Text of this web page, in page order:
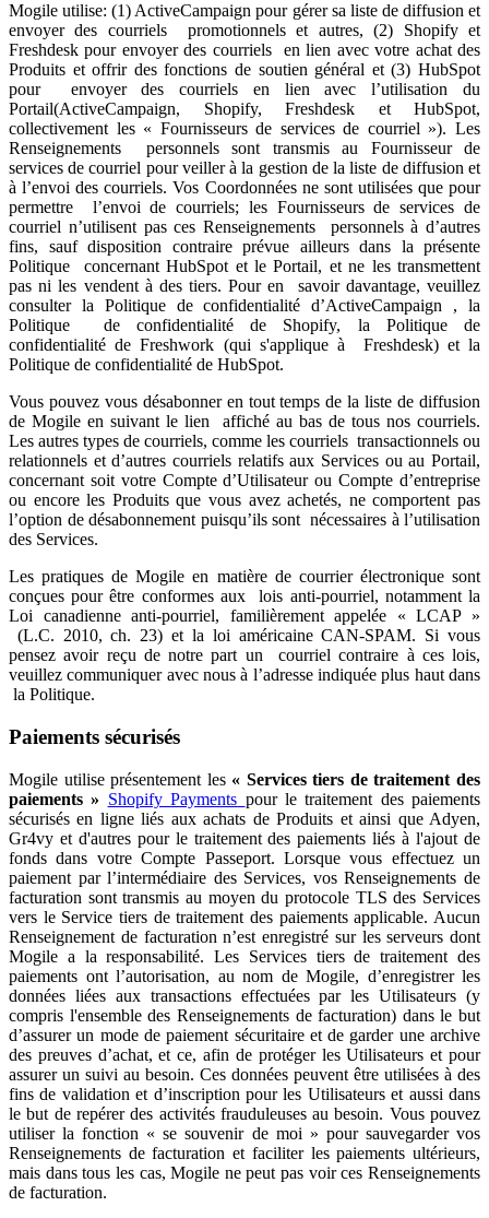
Mogile utilise: (1) ActiveCampaign pour gérer sa liste de diffusion et
envoyer des courriels promotionnels et autres, (2) Shopify et
Freshdesk pour envoyer des courriels en lien avec votre achat des
Produits et offrir des fonctions de soutien général et (3) HubSpot
pour envoyer des courriels en lien avec l’utilisation du
Portail(ActiveCampaign, Shopify, Freshdesk et HubSpot,
collectivement les « Fournisseurs de services de courriel »). Les
Renseignements personnels sont transmis au Fournisseur de
services de courriel pour veiller à la gestion de la liste de diffusion et
à l’envoi des courriels. Vos Coordonnées ne sont utilisées que pour
permettre l’envoi de courriels; les Fournisseurs de services de
courriel n’utilisent pas ces Renseignements personnels à d’autres
fins, sauf disposition contraire prévue ailleurs dans la présente
Politique concernant HubSpot et le Portail, et ne les transmettent
pas ni les vendent à des tiers. Pour en savoir davantage, veuillez
consulter la Politique de confidentialité d’ActiveCampaign , la
Politique de confidentialité de Shopify, la Politique de
confidentialité de Freshwork (qui s'applique à Freshdesk) et la
Politique de confidentialité de HubSpot.
Vous pouvez vous désabonner en tout temps de la liste de diffusion
de Mogile en suivant le lien affiché au bas de tous nos courriels.
Les autres types de courriels, comme les courriels transactionnels ou
relationnels et d’autres courriels relatifs aux Services ou au Portail,
concernant soit votre Compte d’Utilisateur ou Compte d’entreprise
ou encore les Produits que vous avez achetés, ne comportent pas
l’option de désabonnement puisqu’ils sont nécessaires à l’utilisation
des Services.
Les pratiques de Mogile en matière de courrier électronique sont
conçues pour être conformes aux lois anti-pourriel, notamment la
Loi canadienne anti-pourriel, familièrement appelée « LCAP »
(L.C. 2010, ch. 23) et la loi américaine CAN-SPAM. Si vous
pensez avoir reçu de notre part un courriel contraire à ces lois,
veuillez communiquer avec nous à l’adresse indiquée plus haut dans
la Politique.
Paiements sécurisés
Mogile utilise présentement les « Services tiers de traitement des
paiements » Shopify Payments pour le traitement des paiements
sécurisés en ligne liés aux achats de Produits etainsi que Adyen,
Gr4vy et d'autres pour le traitement des paiements liés à l'ajout de
fonds dans votre Compte Passeport. Lorsque vous effectuez un
paiement par l’intermédiaire des Services, vos Renseignements de
facturation sont transmis au moyen du protocole TLS des Services
vers le Service tiers de traitement des paiements applicable. Aucun
Renseignement de facturation n’est enregistré sur les serveurs dont
Mogile a la responsabilité. Les Services tiers de traitement des
paiements ont l’autorisation, au nom de Mogile, d’enregistrer les
données liées aux transactions effectuées par les Utilisateurs (y
compris l'ensemble des Renseignements de facturation) dans le but
d’assurer un mode de paiement sécuritaire et de garder une archive
des preuves d’achat, et ce, afin de protéger les Utilisateurs et pour
assurer un suivi au besoin. Ces données peuvent être utilisées à des
fins de validation et d’inscription pour les Utilisateurs et aussi dans
le but de repérer des activités frauduleuses au besoin. Vous pouvez
utiliser la fonction « se souvenir de moi » pour sauvegarder vos
Renseignements de facturation et faciliter les paiements ultérieurs,
mais dans tous les cas, Mogile ne peut pas voir ces Renseignements
de facturation.